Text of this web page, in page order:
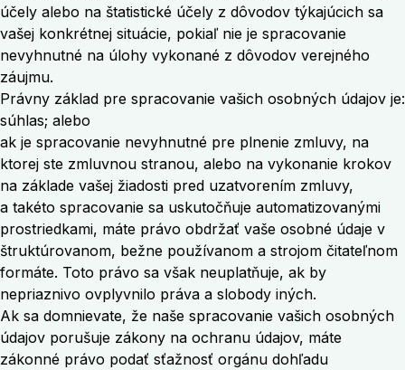
účely alebo na štatistické účely z dôvodov týkajúcich sa
vašej konkrétnej situácie, pokiaľ nie je spracovanie
nevyhnutné na úlohy vykonané z dôvodov verejného
záujmu.
Právny základ pre spracovanie vašich osobných údajov je:
súhlas; alebo
ak je spracovanie nevyhnutné pre plnenie zmluvy, na
ktorej ste zmluvnou stranou, alebo na vykonanie krokov
na základe vašej žiadosti pred uzatvorením zmluvy,
a takéto spracovanie sa uskutočňuje automatizovanými
prostriedkami, máte právo obdržať vaše osobné údaje v
štruktúrovanom, bežne používanom a strojom čitateľnom
formáte. Toto právo sa však neuplatňuje, ak by
nepriaznivo ovplyvnilo práva a slobody iných.
Ak sa domnievate, že naše spracovanie vašich osobných
údajov porušuje zákony na ochranu údajov, máte
zákonné právo podať sťažnosť orgánu dohľadu